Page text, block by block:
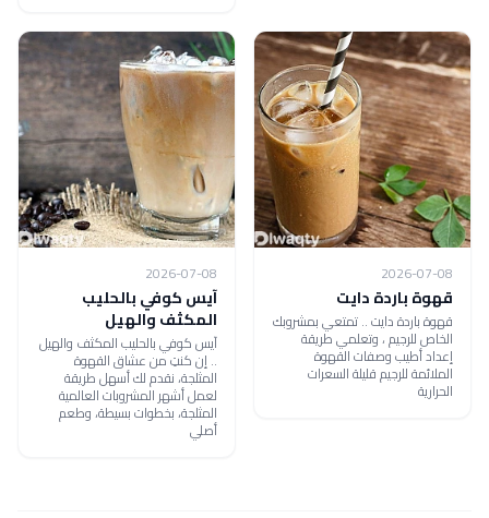
2026-07-08
قهوة باردة دايت
قهوة باردة دايت .. تمتعي بمشروبك
الخاص للرجيم ، وتعلمي طريقة
إعداد أطيب وصفات القهوة
الملائمة للرجيم قليلة السعرات
الحرارية
2026-07-08
آيس كوفي بالحليب
المكثف والهيل
آيس كوفي بالحليب المكثف والهيل
.. إن كنتِ من عشاق القهوة
المثلجة، نقدم لك أسهل طريقة
لعمل أشهر المشروبات العالمية
المثلجة، بخطوات بسيطة، وطعم
أصلي